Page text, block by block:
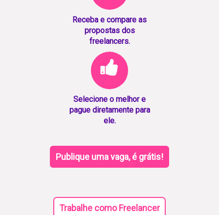
Receba e compare as
propostas dos
freelancers.
Selecione o melhor e
pague diretamente para
ele.
Publique uma vaga, é grátis!
Trabalhe como Freelancer